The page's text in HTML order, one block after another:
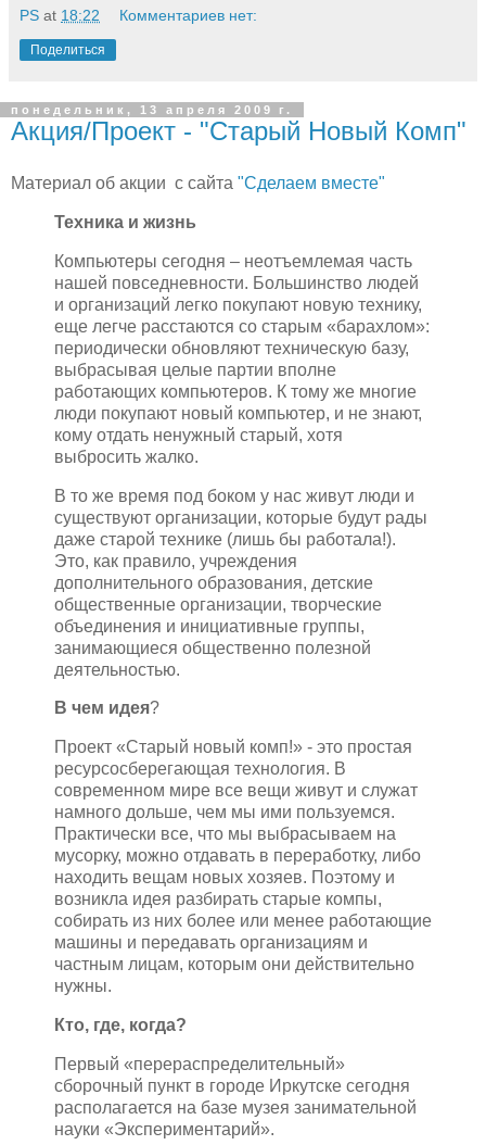
PS at 18:22 Комментариев нет:
Поделиться
понедельник, 13 апреля 2009 г.
Акция/Проект - "Старый Новый Комп"
Материал об акции с сайта "Сделаем вместе"
Техника и жизнь
Компьютеры сегодня – неотъемлемая часть
нашей повседневности. Большинство людей
и организаций легко покупают новую технику,
еще легче расстаются со старым «барахлом»:
периодически обновляют техническую базу,
выбрасывая целые партии вполне
работающих компьютеров. К тому же многие
люди покупают новый компьютер, и не знают,
кому отдать ненужный старый, хотя
выбросить жалко.
В то же время под боком у нас живут люди и
существуют организации, которые будут рады
даже старой технике (лишь бы работала!).
Это, как правило, учреждения
дополнительного образования, детские
общественные организации, творческие
объединения и инициативные группы,
занимающиеся общественно полезной
деятельностью.
В чем идея?
Проект «Старый новый комп!» - это простая
ресурсосберегающая технология. В
современном мире все вещи живут и служат
намного дольше, чем мы ими пользуемся.
Практически все, что мы выбрасываем на
мусорку, можно отдавать в переработку, либо
находить вещам новых хозяев. Поэтому и
возникла идея разбирать старые компы,
собирать из них более или менее работающие
машины и передавать организациям и
частным лицам, которым они действительно
нужны.
Кто, где, когда?
Первый «перераспределительный»
сборочный пункт в городе Иркутске сегодня
располагается на базе музея занимательной
науки «Экспериментарий».